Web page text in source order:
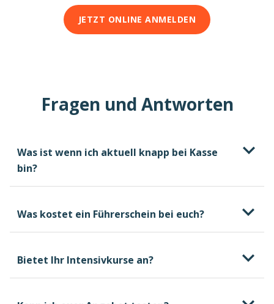
JETZT ONLINE ANMELDEN
Fragen und Antworten
Was ist wenn ich aktuell knapp bei Kasse
bin?
Was kostet ein Führerschein bei euch?
Bietet Ihr Intensivkurse an?